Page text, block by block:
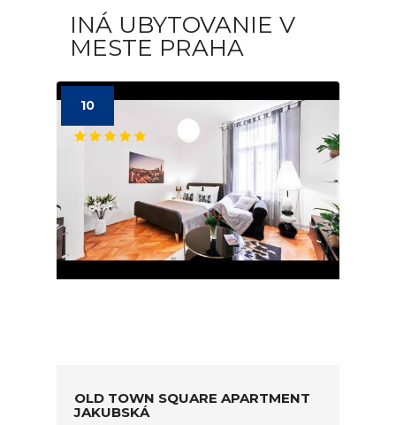
INÁ UBYTOVANIE V
MESTE PRAHA
10
OLD TOWN SQUARE APARTMENT
JAKUBSKÁ